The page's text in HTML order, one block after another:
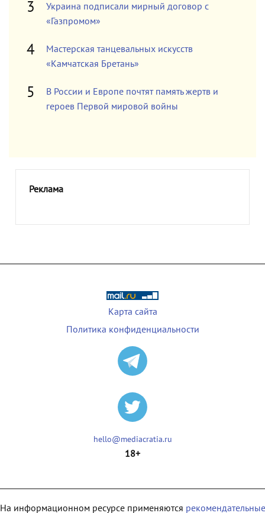
Украина подписали мирный договор с
«Газпромом»
Мастерская танцевальных искусств
«Камчатская Бретань»
В России и Европе почтят память жертв и
героев Первой мировой войны
Реклама
Карта сайта
Политика конфиденциальности
hello@mediacratia.ru
18+
На информационном ресурсе применяются рекомендательные